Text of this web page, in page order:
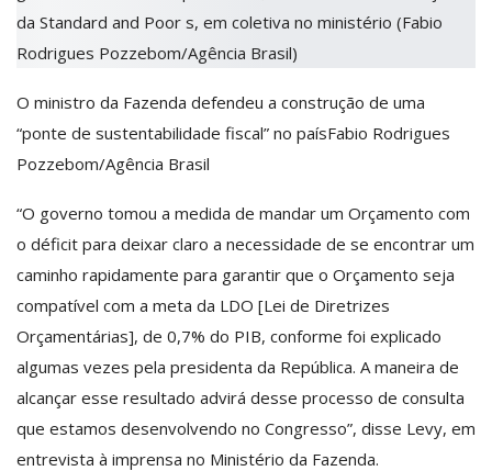
O ministro da Fazenda defendeu a construção de uma
“ponte de sustentabilidade fiscal” no paísFabio Rodrigues
Pozzebom/Agência Brasil
“O governo tomou a medida de mandar um Orçamento com
o déficit para deixar claro a necessidade de se encontrar um
caminho rapidamente para garantir que o Orçamento seja
compatível com a meta da LDO [Lei de Diretrizes
Orçamentárias], de 0,7% do PIB, conforme foi explicado
algumas vezes pela presidenta da República. A maneira de
alcançar esse resultado advirá desse processo de consulta
que estamos desenvolvendo no Congresso”, disse Levy, em
entrevista à imprensa no Ministério da Fazenda.